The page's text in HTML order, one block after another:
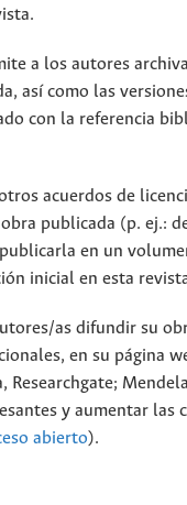
a los autores
así como las
con la referencia
acuerdos de
publicada (p. ej.:
en un
inicial en esta
as difundir su
en su página
Researchgate;
y aumentar las
abierto).